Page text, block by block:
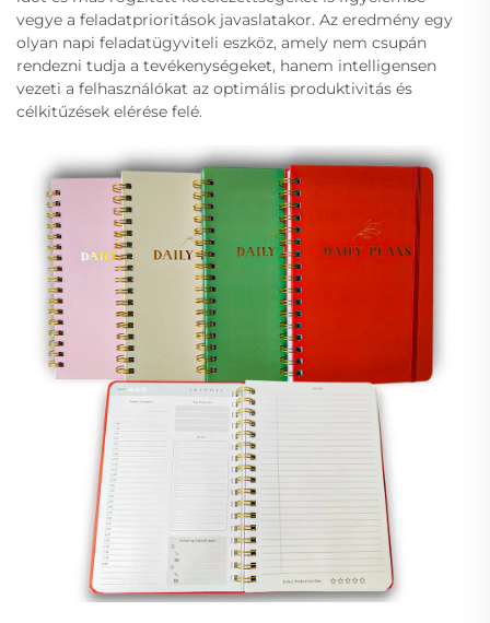
vegye a feladatprioritások javaslatakor. Az eredmény egy
olyan napi feladatügyviteli eszköz, amely nem csupán
rendezni tudja a tevékenységeket, hanem intelligensen
vezeti a felhasználókat az optimális produktivitás és
célkitűzések elérése felé.